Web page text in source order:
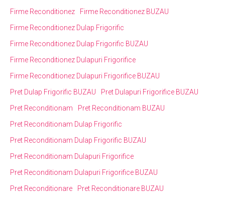
Firme Reconditionez
Firme Reconditionez BUZAU
Firme Reconditionez Dulap Frigorific
Firme Reconditionez Dulap Frigorific BUZAU
Firme Reconditionez Dulapuri Frigorifice
Firme Reconditionez Dulapuri Frigorifice BUZAU
Pret Dulap Frigorific BUZAU
Pret Dulapuri Frigorifice BUZAU
Pret Reconditionam
Pret Reconditionam BUZAU
Pret Reconditionam Dulap Frigorific
Pret Reconditionam Dulap Frigorific BUZAU
Pret Reconditionam Dulapuri Frigorifice
Pret Reconditionam Dulapuri Frigorifice BUZAU
Pret Reconditionare
Pret Reconditionare BUZAU